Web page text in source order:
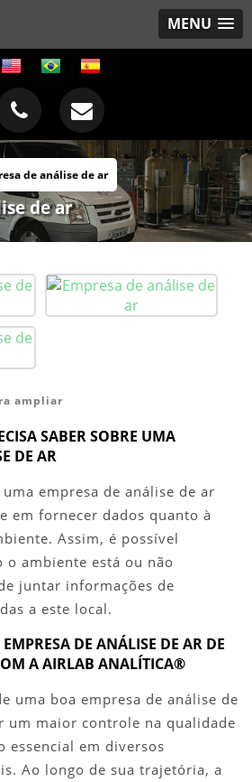
MENU
de análise de ar
de ar
ampliar
SABER SOBRE UMA
DE AR
empresa de análise de ar
em fornecer dados quanto à
Assim, é possível
ambiente está ou não
juntar informações de
a este local.
DE ANÁLISE DE AR DE
A AIRLAB ANALÍTICA®
uma boa empresa de análise de
um maior controle na qualidade
essencial em diversos
Ao longo de sua trajetória, a